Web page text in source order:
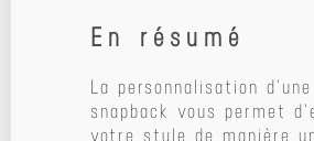
En résumé
La personnalisation
snapback vous permet
votre style de manière